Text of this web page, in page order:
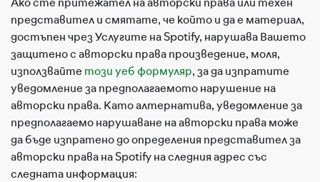
представител и смятате, че който и да е материал,
достъпен чрез Услугите на Spotify, нарушава Вашето
защитено с авторски права произведение, моля,
използвайте този уеб формуляр, за да изпратите
уведомление за предполагаемото нарушение на
авторски права. Като алтернатива, уведомление за
предполагаемо нарушаване на авторски права може
да бъде изпратено до определения представител за
авторски права на Spotify на следния адрес със
следната информация: